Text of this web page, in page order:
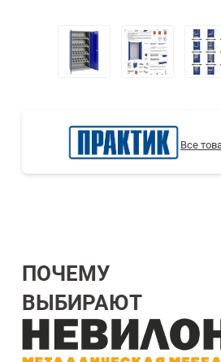
СТЕЛЛАЖИ БУ С
Все
ПОЧЕМУ
ВЫБИРАЮТ